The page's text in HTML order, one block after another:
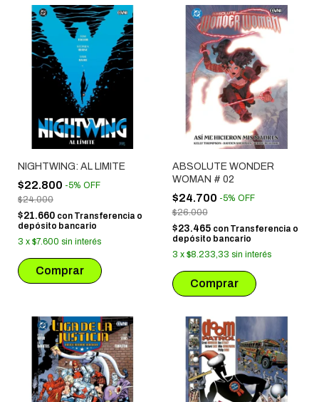
NIGHTWING: AL LIMITE
$22.800 -5% OFF
$24.000
$21.660 con Transferencia o
depósito bancario
3 x $7.600 sin interés
ABSOLUTE WONDER
WOMAN # 02
$24.700 -5% OFF
$26.000
$23.465 con Transferencia o
depósito bancario
3 x $8.233,33 sin interés